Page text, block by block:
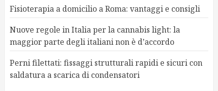
Fisioterapia a domicilio a Roma: vantaggi e consigli
Nuove regole in Italia per la cannabis light: la
maggior parte degli italiani non è d’accordo
Perni filettati: fissaggi strutturali rapidi e sicuri con
saldatura a scarica di condensatori